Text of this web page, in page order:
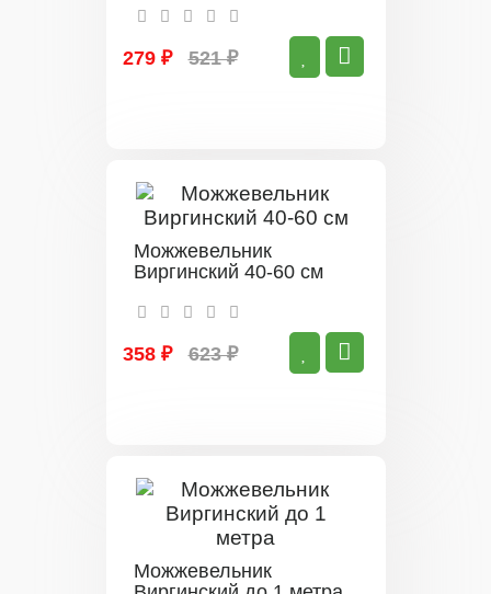
279 ₽ 521 ₽
Можжевельник
Виргинский 40-60 см
358 ₽ 623 ₽
Можжевельник